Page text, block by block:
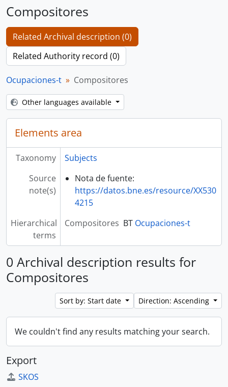
Compositores
Related Archival description (0)
Related Authority record (0)
Ocupaciones-t Compositores
Other languages available
Elements area
Taxonomy
Subjects
Source
note(s)
Nota de fuente:
https://datos.bne.es/resource/XX530
4215
Hierarchical
terms
Compositores BT Ocupaciones-t
0 Archival description results for
Compositores
Sort by: Start date Direction: Ascending
We couldn't find any results matching your search.
Export
SKOS